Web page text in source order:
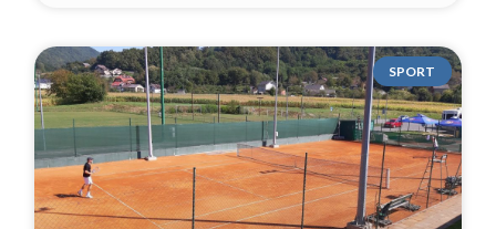
SPORT